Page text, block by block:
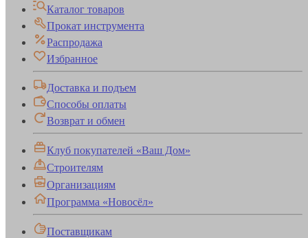
Каталог товаров
Прокат инструмента
Распродажа
Избранное
Доставка и подъем
Способы оплаты
Возврат и обмен
Клуб покупателей «Ваш Дом»
Строителям
Организациям
Программа «Новосёл»
Поставщикам